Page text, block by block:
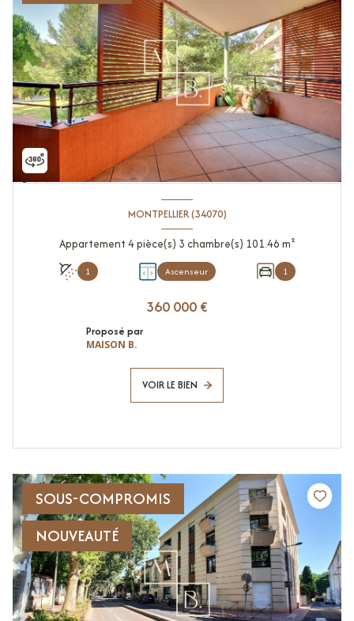
MONTPELLIER (34070)
Appartement 4 pièce(s) 3 chambre(s) 101.46 m²
1 Ascenseur 1
360 000 €
Proposé par
MAISON B.
VOIR LE BIEN
SOUS-COMPROMIS
NOUVEAUTÉ